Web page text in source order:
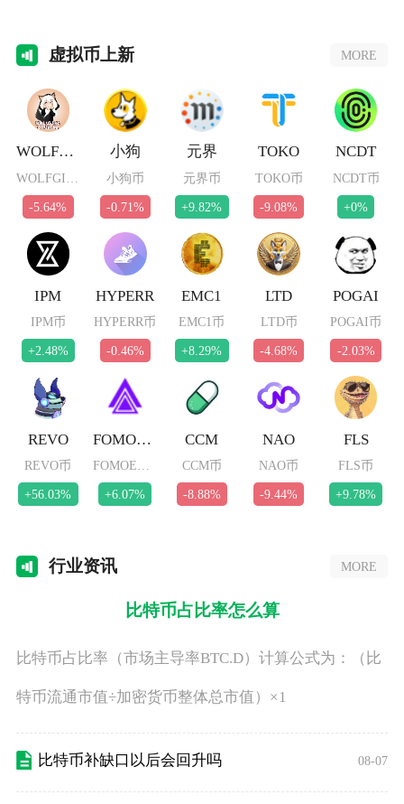
虚拟币上新 MORE
WOLFGIRL
-5.64%
小狗
小狗币
-0.71%
元界
元界币
+9.82%
TOKO
TOKO币
-9.08%
NCDT
NCDT币
+0%
IPM
IPM币
+2.48%
HYPERR
HYPERR币
-0.46%
EMC1
EMC1币
+8.29%
LTD
LTD币
-4.68%
POGAI
POGAI币
-2.03%
REVO
REVO币
+56.03%
FOMOETH
FOMOETH币
+6.07%
CCM
CCM币
-8.88%
NAO
NAO币
-9.44%
FLS
FLS币
+9.78%
行业资讯 MORE
比特币占比率怎么算
比特币占比率（市场主导率BTC.D）计算公式为：（比
特币流通市值÷加密货币整体总市值）×1
比特币补缺口以后会回升吗 08-07